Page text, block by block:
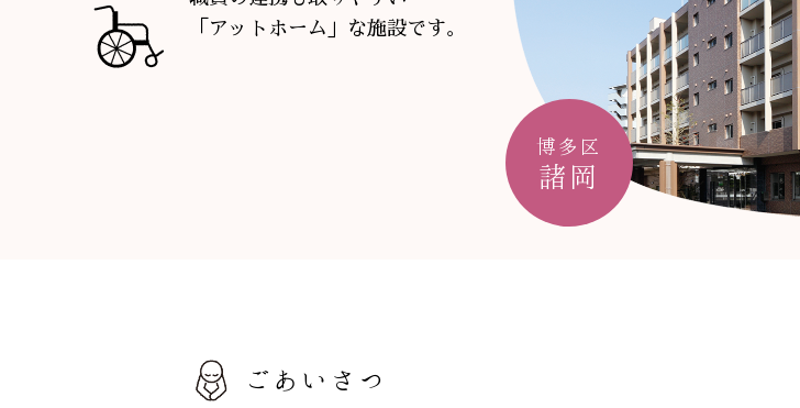
「アットホーム」な施設です。
博多区
諸岡
ごあいさつ